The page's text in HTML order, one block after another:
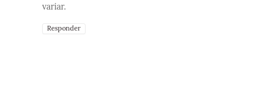
variar.
Responder